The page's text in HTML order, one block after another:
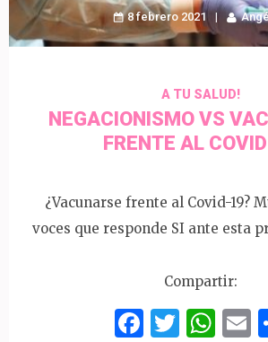
8 febrero 2021
A TU SALUD!
NEGACIONISMO VS
FRENTE AL
¿Vacunarse frente al Covid-19?
voces que responde SI ante esta
Compartir: